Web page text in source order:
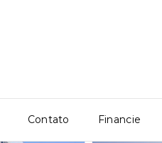
Contato Financie